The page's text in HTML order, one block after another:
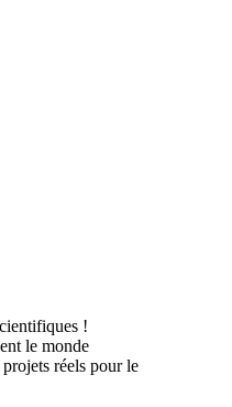
!
le monde
réels pour le